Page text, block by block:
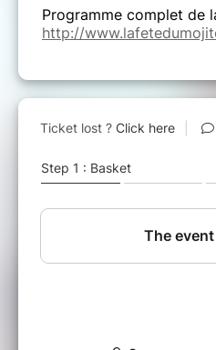
Programme complet de
http://